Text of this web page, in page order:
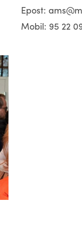
Epost:
Mobil: 95 22